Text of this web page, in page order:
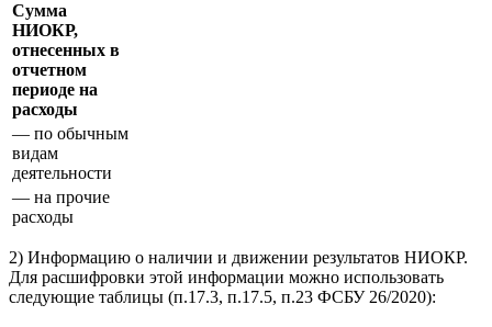
Сумма
НИОКР,
отнесенных в
отчетном
периоде на
расходы
— по обычным
видам
деятельности
— на прочие
расходы
2) Информацию о наличии и движении результатов НИОКР.
Для расшифровки этой информации можно использовать
следующие таблицы (п.17.3, п.17.5, п.23 ФСБУ 26/2020):